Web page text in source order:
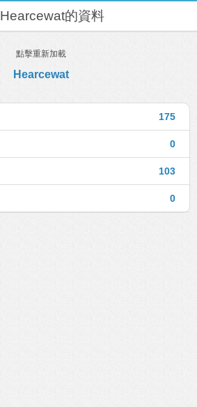
Hearcewat的資料
點擊重新加載
Hearcewat
175
0
103
0